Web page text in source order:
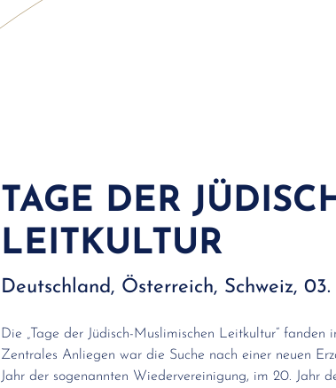
TAGE DER
LEITKULTUR
Deutschland, Österreich, Schweiz,
Die „Tage der Jüdisch-Muslimischen Leitkultur“
Zentrales Anliegen war die Suche nach einer neuen
Jahr der sogenannten Wiedervereinigung, im 20. Jahr